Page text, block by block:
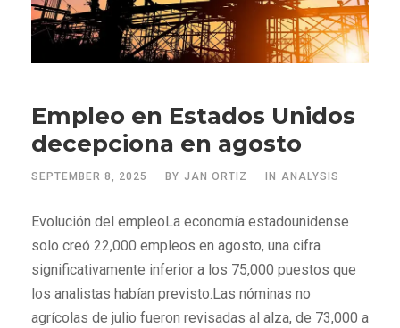
Empleo en Estados Unidos
decepciona en agosto
SEPTEMBER 8, 2025 BY JAN ORTIZ IN ANALYSIS
Evolución del empleoLa economía estadounidense
solo creó 22,000 empleos en agosto, una cifra
significativamente inferior a los 75,000 puestos que
los analistas habían previsto.Las nóminas no
agrícolas de julio fueron revisadas al alza, de 73,000 a